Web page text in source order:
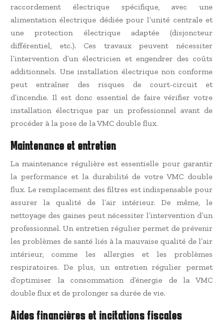
raccordement électrique spécifique, avec une
alimentation électrique dédiée pour l’unité centrale et
une protection électrique adaptée (disjoncteur
différentiel, etc.). Ces travaux peuvent nécessiter
l’intervention d’un électricien et engendrer des coûts
additionnels. Une installation électrique non conforme
peut entraîner des risques de court-circuit et
d’incendie. Il est donc essentiel de faire vérifier votre
installation électrique par un professionnel avant de
procéder à la pose de la VMC double flux.
Maintenance et entretien
La maintenance régulière est essentielle pour garantir
la performance et la durabilité de votre VMC double
flux. Le remplacement des filtres est indispensable pour
assurer la qualité de l’air intérieur. De même, le
nettoyage des gaines peut nécessiter l’intervention d’un
professionnel. Un entretien régulier permet de prévenir
les problèmes de santé liés à la mauvaise qualité de l’air
intérieur, comme les allergies et les problèmes
respiratoires. De plus, un entretien régulier permet
d’optimiser la consommation d’énergie de la VMC
double flux et de prolonger sa durée de vie.
Aides financières et incitations fiscales